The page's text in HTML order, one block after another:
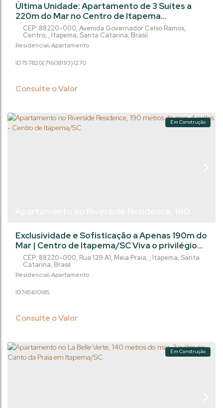
Residencial Apartamento
Consulte o Valor
1270
(71608193)
757820
CEP: 88220-000,Avenida Governador Celso Ramos,
Centro , Itapema, Santa Catarina, Brasil
Última Unidade: Apartamento de 3 Suítes a
220m do Mar no Centro de Itapema
Oportunidade exclusiva para quem busca
morar ou investir com sofisticação no coração
de Itapema/SC. Localizado no Centro, a
empreendimento de alto padrão une
e altíssimo nível de acabamento. O imóvel
Em Construção
Itapema/SC
Residencial Apartamento
Consulte o Valor
185
745610
CEP: 88220-000, Rua 129 A1, Meia Praia , Itapema, Santa
Catarina, Brasil
Exclusividade e Sofisticação a Apenas 190m do
Mar | Centro de Itapema/SC Viva o privilégio
de morar em um empreendimento de alto
padrão no coração do Centro de Itapema,
projetado para oferecer o máximo em
Apartamento: 4 Suítes amplas, garantindo
Vagas de garagem Planta inteligente e
Em Construção